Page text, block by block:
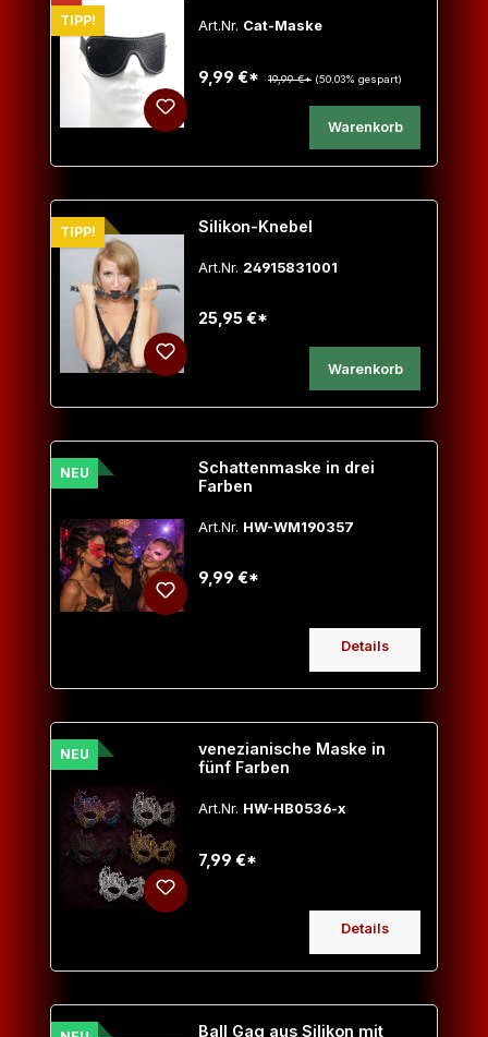
TIPP!
Art.Nr. Cat-Maske
9,99 €* 19,99 €* (50.03% gespart)
Warenkorb
TIPP! Silikon-Knebel
Art.Nr. 24915831001
25,95 €*
Warenkorb
NEU
Schattenmaske in drei
Farben
Art.Nr. HW-WM190357
9,99 €*
Details
NEU
venezianische Maske in
fünf Farben
Art.Nr. HW-HB0536-x
7,99 €*
Details
Ball Gag aus Silikon mit